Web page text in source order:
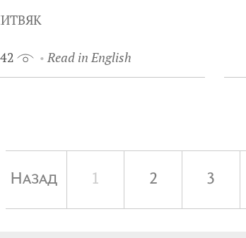
Read in English
Назад 1 2 3